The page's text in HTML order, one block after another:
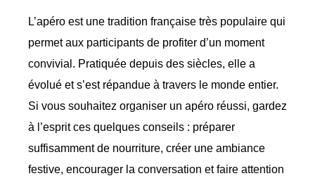
L’apéro est une tradition française très populaire qui
permet aux participants de profiter d’un moment
convivial. Pratiquée depuis des siècles, elle a
évolué et s’est répandue à travers le monde entier.
Si vous souhaitez organiser un apéro réussi, gardez
à l’esprit ces quelques conseils : préparer
suffisamment de nourriture, créer une ambiance
festive, encourager la conversation et faire attention